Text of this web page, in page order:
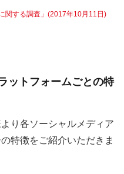
関する調査」(2017年10月11日)
ットフォームごとの特
り各ソーシャルメディア
特徴をご紹介いただきま